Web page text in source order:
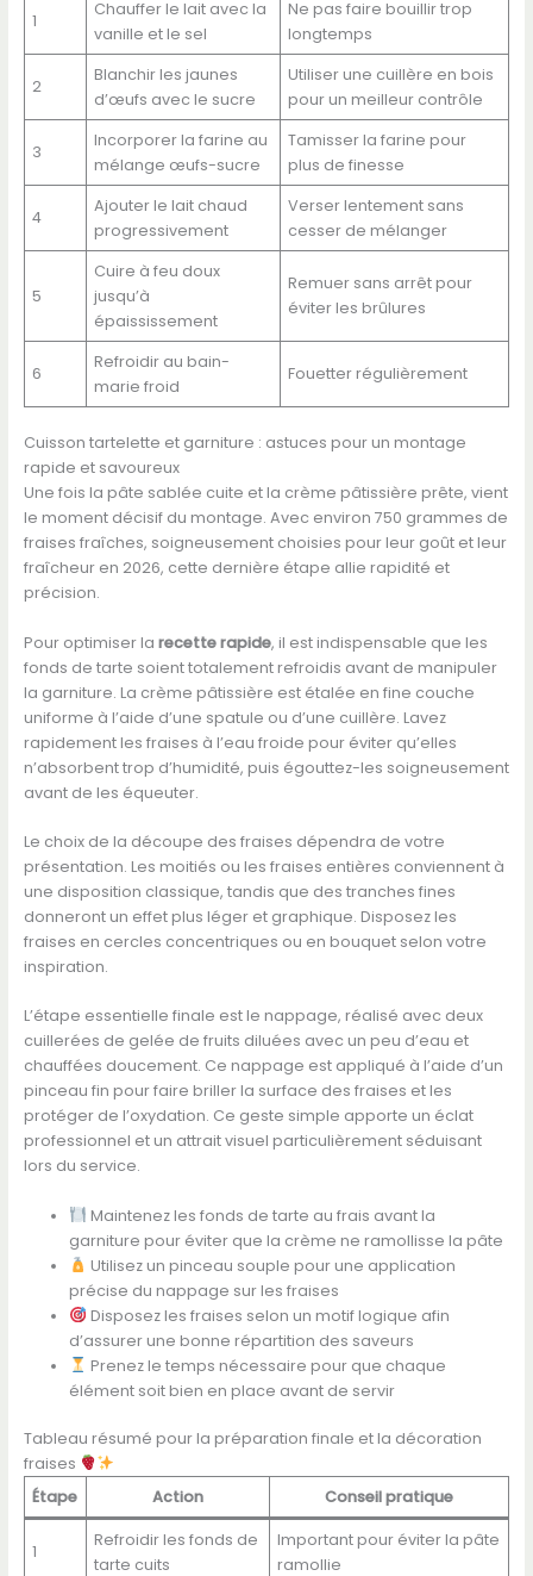
1
Chauffer le lait avec la
vanille et le sel
Ne pas faire bouillir trop
longtemps
2
Blanchir les jaunes
d’œufs avec le sucre
Utiliser une cuillère en bois
pour un meilleur contrôle
3
Incorporer la farine au
mélange œufs-sucre
Tamisser la farine pour
plus de finesse
4
Ajouter le lait chaud
progressivement
Verser lentement sans
cesser de mélanger
5
Cuire à feu doux
jusqu’à
épaississement
Remuer sans arrêt pour
éviter les brûlures
6
Refroidir au bain-
marie froid
Fouetter régulièrement
Cuisson tartelette et garniture : astuces pour un montage
rapide et savoureux
Une fois la pâte sablée cuite et la crème pâtissière prête, vient
le moment décisif du montage. Avec environ 750 grammes de
fraises fraîches, soigneusement choisies pour leur goût et leur
fraîcheur en 2026, cette dernière étape allie rapidité et
précision.
Pour optimiser la recette rapide, il est indispensable que les
fonds de tarte soient totalement refroidis avant de manipuler
la garniture. La crème pâtissière est étalée en fine couche
uniforme à l’aide d’une spatule ou d’une cuillère. Lavez
rapidement les fraises à l’eau froide pour éviter qu’elles
n’absorbent trop d’humidité, puis égouttez-les soigneusement
avant de les équeuter.
Le choix de la découpe des fraises dépendra de votre
présentation. Les moitiés ou les fraises entières conviennent à
une disposition classique, tandis que des tranches fines
donneront un effet plus léger et graphique. Disposez les
fraises en cercles concentriques ou en bouquet selon votre
inspiration.
L’étape essentielle finale est le nappage, réalisé avec deux
cuillerées de gelée de fruits diluées avec un peu d’eau et
chauffées doucement. Ce nappage est appliqué à l’aide d’un
pinceau fin pour faire briller la surface des fraises et les
protéger de l’oxydation. Ce geste simple apporte un éclat
professionnel et un attrait visuel particulièrement séduisant
lors du service.
Maintenez les fonds de tarte au frais avant la
garniture pour éviter que la crème ne ramollisse la pâte
Utilisez un pinceau souple pour une application
précise du nappage sur les fraises
Disposez les fraises selon un motif logique afin
d’assurer une bonne répartition des saveurs
Prenez le temps nécessaire pour que chaque
élément soit bien en place avant de servir
Tableau résumé pour la préparation finale et la décoration
fraises
Étape
Action Conseil pratique
1
Refroidir les fonds de
tarte cuits
Important pour éviter la pâte
ramollie